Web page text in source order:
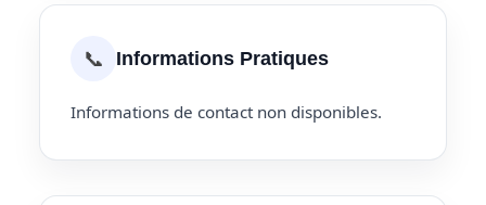
📞 Informations Pratiques
Informations de contact non disponibles.